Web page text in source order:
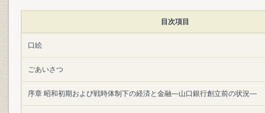
目次項目
口絵
ごあいさつ
序章 昭和初期および戦時体制下の経済と金融―山口銀行創立前の状況―